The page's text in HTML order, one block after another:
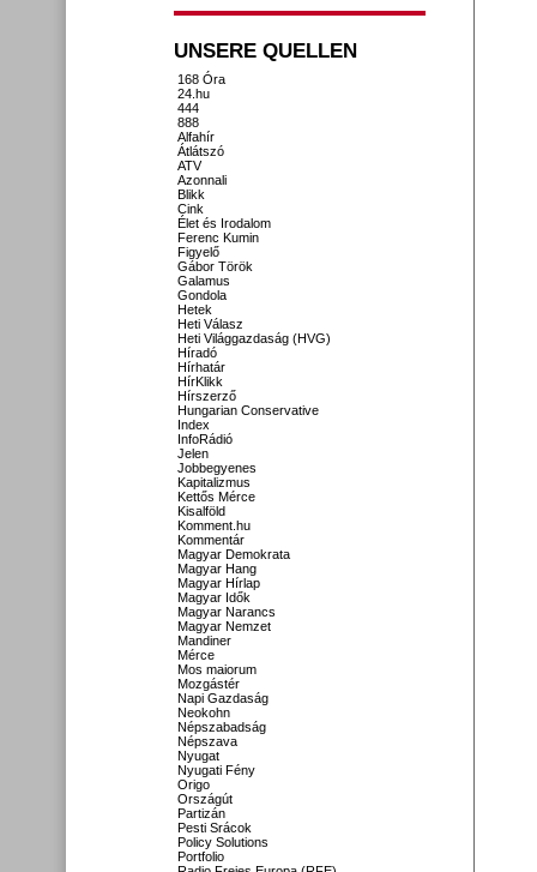
UNSERE QUELLEN
168 Óra
24.hu
444
888
Alfahír
Átlátszó
ATV
Azonnali
Blikk
Cink
Élet és Irodalom
Ferenc Kumin
Figyelő
Gábor Török
Galamus
Gondola
Hetek
Heti Válasz
Heti Világgazdaság (HVG)
Híradó
Hírhatár
HírKlikk
Hírszerző
Hungarian Conservative
Index
InfoRádió
Jelen
Jobbegyenes
Kapitalizmus
Kettős Mérce
Kisalföld
Komment.hu
Kommentár
Magyar Demokrata
Magyar Hang
Magyar Hírlap
Magyar Idők
Magyar Narancs
Magyar Nemzet
Mandiner
Mérce
Mos maiorum
Mozgástér
Napi Gazdaság
Neokohn
Népszabadság
Népszava
Nyugat
Nyugati Fény
Origo
Országút
Partizán
Pesti Srácok
Policy Solutions
Portfolio